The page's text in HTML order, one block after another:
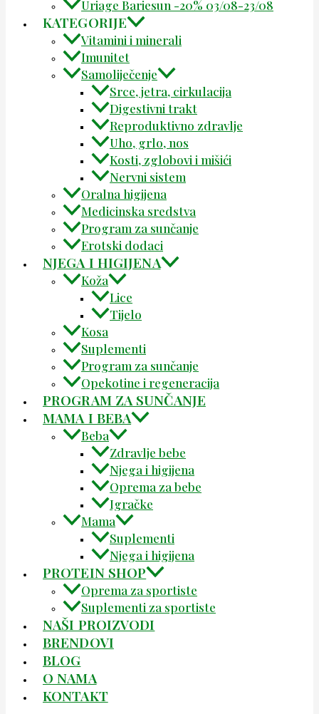
Uriage Bariesun -20% 03/08-23/08
KATEGORIJE
Vitamini i minerali
Imunitet
Samoliječenje
Srce, jetra, cirkulacija
Digestivni trakt
Reproduktivno zdravlje
Uho, grlo, nos
Kosti, zglobovi i mišići
Nervni sistem
Oralna higijena
Medicinska sredstva
Program za sunčanje
Erotski dodaci
NJEGA I HIGIJENA
Koža
Lice
Tijelo
Kosa
Suplementi
Program za sunčanje
Opekotine i regeneracija
PROGRAM ZA SUNČANJE
MAMA I BEBA
Beba
Zdravlje bebe
Njega i higijena
Oprema za bebe
Igračke
Mama
Suplementi
Njega i higijena
PROTEIN SHOP
Oprema za sportiste
Suplementi za sportiste
NAŠI PROIZVODI
BRENDOVI
BLOG
O NAMA
KONTAKT